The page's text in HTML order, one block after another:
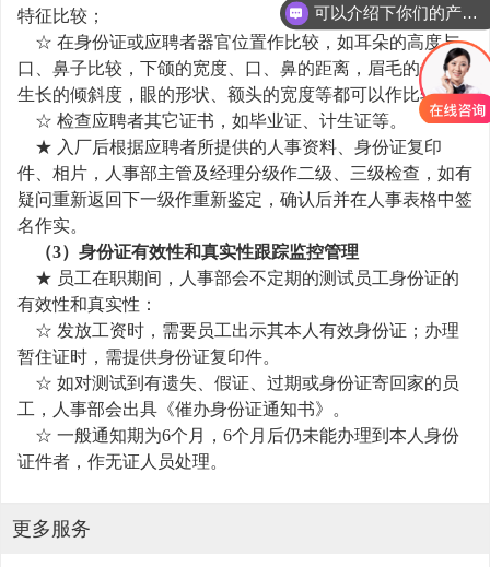
特征比较；
☆ 在身份证或应聘者器官位置作比较，如耳朵的高度与
口、鼻子比较，下颌的宽度、口、鼻的距离，眉毛的长度与
生长的倾斜度，眼的形状、额头的宽度等都可以作比较；
☆ 检查应聘者其它证书，如毕业证、计生证等。
★ 入厂后根据应聘者所提供的人事资料、身份证复印
件、相片，人事部主管及经理分级作二级、三级检查，如有
疑问重新返回下一级作重新鉴定，确认后并在人事表格中签
名作实。
（3）身份证有效性和真实性跟踪监控管理
★ 员工在职期间，人事部会不定期的测试员工身份证的
有效性和真实性：
☆ 发放工资时，需要员工出示其本人有效身份证；办理
暂住证时，需提供身份证复印件。
☆ 如对测试到有遗失、假证、过期或身份证寄回家的员
工，人事部会出具《催办身份证通知书》。
☆ 一般通知期为6个月，6个月后仍未能办理到本人身份
证件者，作无证人员处理。
更多服务
可以介绍下你们的产品么